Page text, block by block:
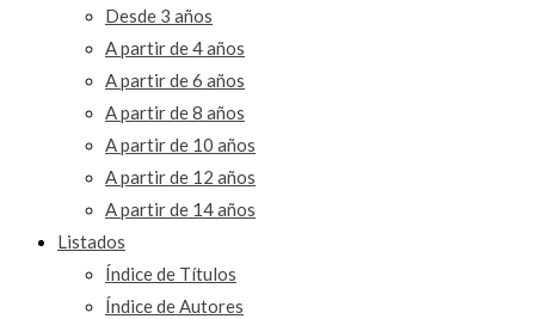
Desde 3 años
A partir de 4 años
A partir de 6 años
A partir de 8 años
A partir de 10 años
A partir de 12 años
A partir de 14 años
Listados
Índice de Títulos
Índice de Autores